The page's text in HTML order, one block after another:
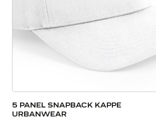
5 PANEL SNAPBACK KAPPE
URBANWEAR